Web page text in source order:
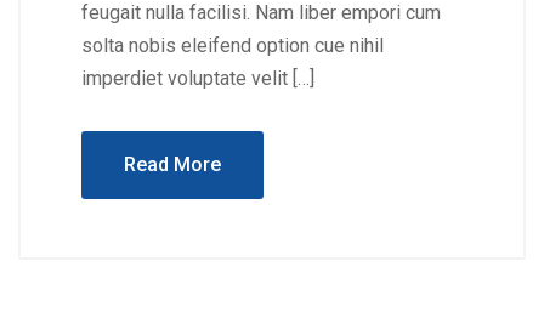
feugait nulla facilisi. Nam liber empori cum
solta nobis eleifend option cue nihil
imperdiet voluptate velit […]
Read More